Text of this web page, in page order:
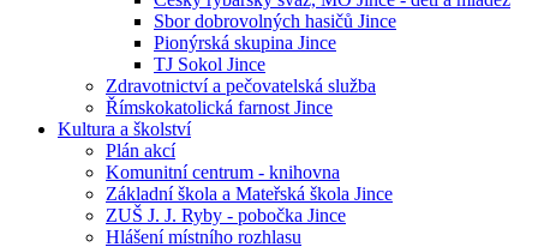
Sbor dobrovolných hasičů Jince
Pionýrská skupina Jince
TJ Sokol Jince
Zdravotnictví a pečovatelská služba
Římskokatolická farnost Jince
Kultura a školství
Plán akcí
Komunitní centrum - knihovna
Základní škola a Mateřská škola Jince
ZUŠ J. J. Ryby - pobočka Jince
Hlášení místního rozhlasu